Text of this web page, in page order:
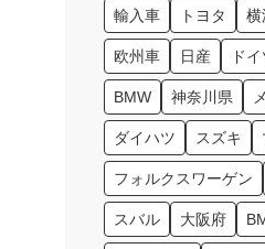
輸入車 トヨタ 横
欧州車 日産 ド
BMW 神奈川県
ダイハツ スズキ
フォルクスワーゲン
スバル 大阪府